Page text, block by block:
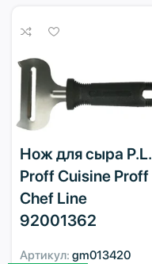
Нож для сыра P.L.
Proff Cuisine Proff
Chef Line
92001362
Артикул: gm013420